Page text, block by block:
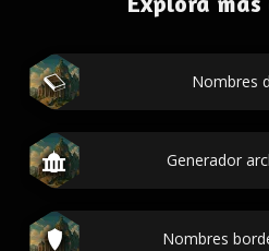
Nombres
Generador
Nombres